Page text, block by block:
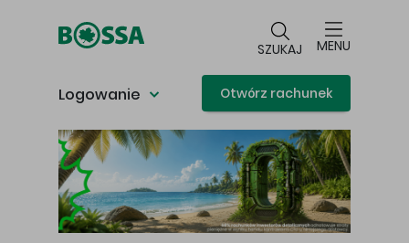
SZUKAJ MENU
Logowanie Otwórz rachunek
Główna treść